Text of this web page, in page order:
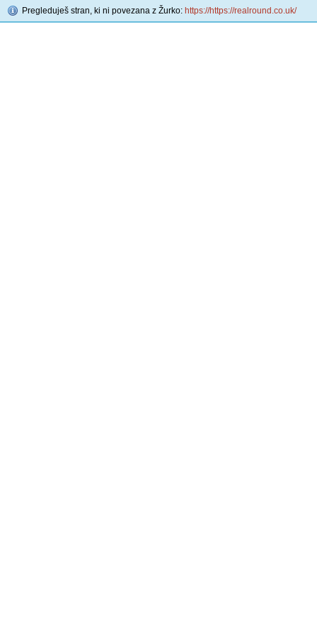
Pregleduješ stran, ki ni povezana z Žurko: https://https://realround.co.uk/